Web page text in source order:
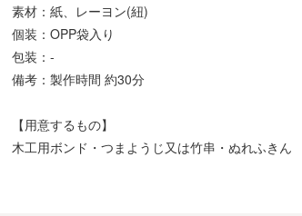
素材：紙、レーヨン(紐)
個装：OPP袋入り
包装：-
備考：製作時間 約30分
【用意するもの】
木工用ボンド・つまようじ又は竹串・ぬれふきん